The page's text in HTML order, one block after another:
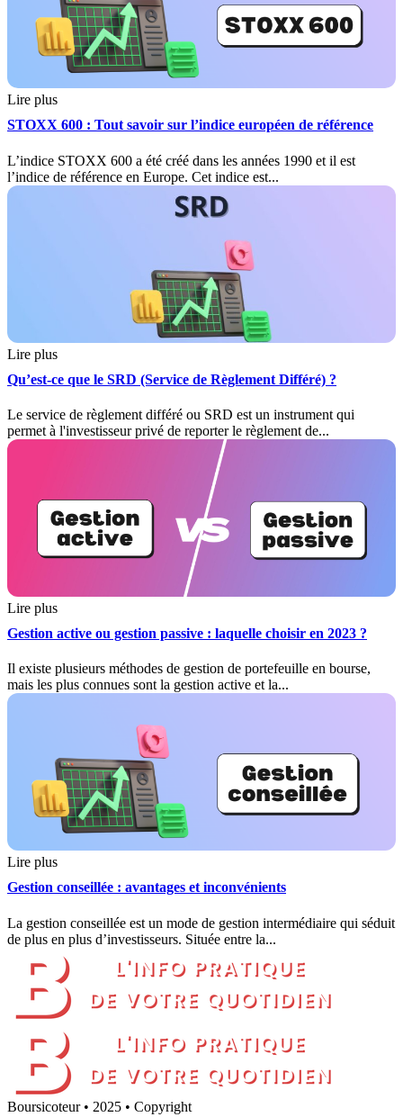
Lire plus
STOXX 600 : Tout savoir sur l’indice européen de référence
L’indice STOXX 600 a été créé dans les années 1990 et il est
l’indice de référence en Europe. Cet indice est...
Lire plus
Qu’est-ce que le SRD (Service de Règlement Différé) ?
Le service de règlement différé ou SRD est un instrument qui
permet à l'investisseur privé de reporter le règlement de...
Lire plus
Gestion active ou gestion passive : laquelle choisir en 2023 ?
Il existe plusieurs méthodes de gestion de portefeuille en bourse,
mais les plus connues sont la gestion active et la...
Lire plus
Gestion conseillée : avantages et inconvénients
La gestion conseillée est un mode de gestion intermédiaire qui séduit
de plus en plus d’investisseurs. Située entre la...
Boursicoteur • 2025 • Copyright